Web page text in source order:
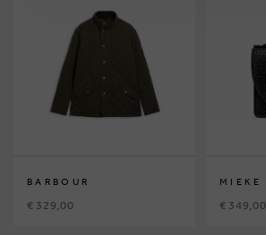
BARBOUR
€ 329,00
MIEKE
€ 349,00